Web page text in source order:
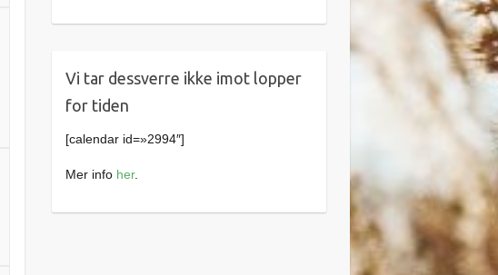
Vi tar dessverre ikke imot lopper
for tiden
[calendar id=»2994″]
Mer info her.